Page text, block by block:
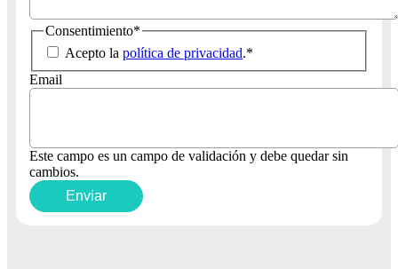
Consentimiento*
Acepto la política de privacidad.*
Email
Este campo es un campo de validación y debe quedar sin
cambios.